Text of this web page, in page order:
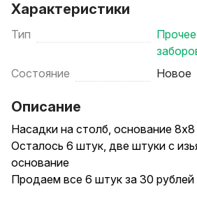
Характеристики
Тип
Состояние
Новое
Описание
Насадки на столб, основание 8х8
Осталось 6 штук, две штуки с
основание
Продаем все 6 штук за 30 рублей